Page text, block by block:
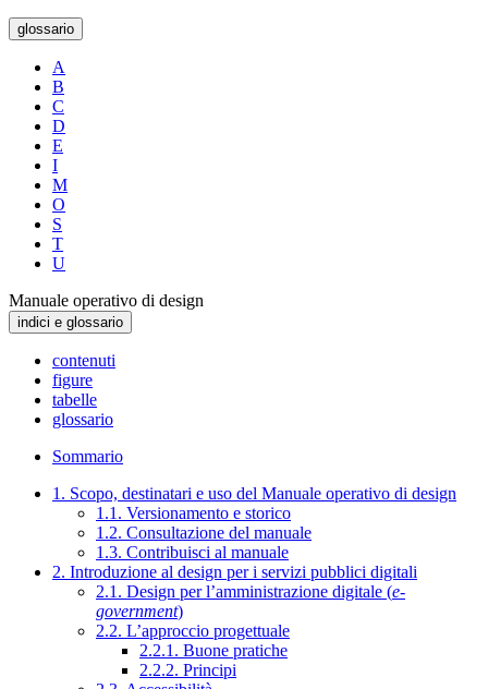
glossario
A
B
C
D
E
I
M
O
S
T
U
Manuale operativo di design
indici e glossario
contenuti
figure
tabelle
glossario
Sommario
1. Scopo, destinatari e uso del Manuale operativo di design
1.1. Versionamento e storico
1.2. Consultazione del manuale
1.3. Contribuisci al manuale
2. Introduzione al design per i servizi pubblici digitali
2.1. Design per l’amministrazione digitale (e-
government)
2.2. L’approccio progettuale
2.2.1. Buone pratiche
2.2.2. Principi